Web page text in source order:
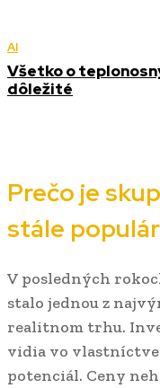
AI
Všetko o
dôležité
Prečo je
stále
V posledných
stalo jednou z
realitnom trhu.
vidia vo
potenciál. Ceny